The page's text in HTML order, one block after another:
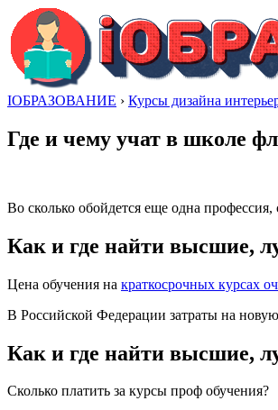
IОБРАЗОВАНИЕ › Курсы дизайна
Где и чему учат в школе
Во сколько обойдется еще одна профессия,
Как и где найти высшие,
Цена обучения на краткосрочных курсах
В Российской Федерации затраты на
Как и где найти высшие,
Сколько платить за курсы проф обучения?